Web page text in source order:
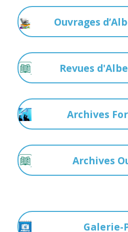
Ouvrages
Revues
Archives
Archives
Galerie-